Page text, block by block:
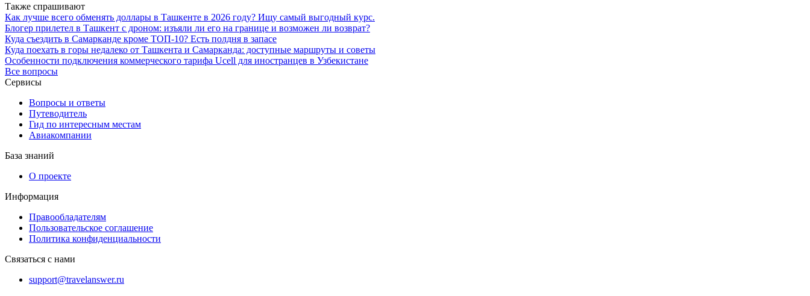
Также спрашивают
Как лучше всего обменять доллары в Ташкенте в 2026 году? Ищу самый выгодный курс.
Блогер прилетел в Ташкент с дроном: изъяли ли его на границе и возможен ли возврат?
Куда съездить в Самарканде кроме ТОП-10? Есть полдня в запасе
Куда поехать в горы недалеко от Ташкента и Самарканда: доступные маршруты и советы
Особенности подключения коммерческого тарифа Ucell для иностранцев в Узбекистане
Все вопросы
Сервисы
Вопросы и ответы
Путеводитель
Гид по интересным местам
Авиакомпании
База знаний
О проекте
Информация
Правообладателям
Пользовательское соглашение
Политика конфиденциальности
Связаться с нами
support@travelanswer.ru